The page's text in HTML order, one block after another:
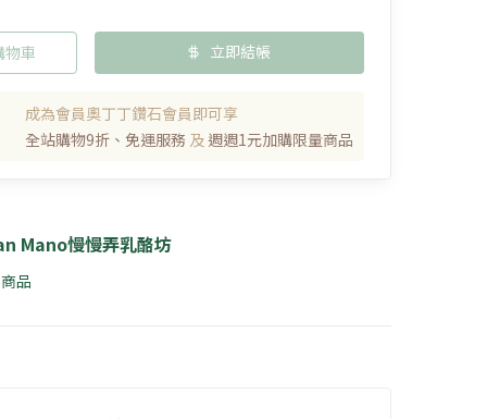
物車 立即結帳
成為會員奧丁丁鑽石會員即可享
全站購物9折、免運服務 及 週週1元加購限量商品
Mano慢慢弄乳酪坊
品